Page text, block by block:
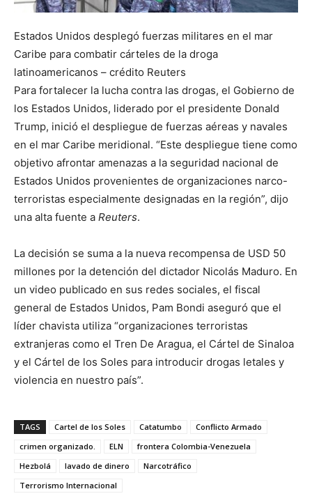
Estados Unidos desplegó fuerzas militares en el mar
Caribe para combatir cárteles de la droga
latinoamericanos – crédito Reuters
Para fortalecer la lucha contra las drogas, el Gobierno de
los Estados Unidos, liderado por el presidente Donald
Trump, inició el despliegue de fuerzas aéreas y navales
en el mar Caribe meridional. “Este despliegue tiene como
objetivo afrontar amenazas a la seguridad nacional de
Estados Unidos provenientes de organizaciones narco-
terroristas especialmente designadas en la región”, dijo
una alta fuente a Reuters.
La decisión se suma a la nueva recompensa de USD 50
millones por la detención del dictador Nicolás Maduro. En
un video publicado en sus redes sociales, el fiscal
general de Estados Unidos, Pam Bondi aseguró que el
líder chavista utiliza “organizaciones terroristas
extranjeras como el Tren De Aragua, el Cártel de Sinaloa
y el Cártel de los Soles para introducir drogas letales y
violencia en nuestro país”.
TAGS Cartel de los Soles Catatumbo
Conflicto Armado
crimen organizado.
ELN
frontera Colombia-Venezuela
Hezbolá
lavado de dinero
Narcotráfico
Terrorismo Internacional